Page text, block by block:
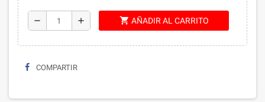
remove add shopping_cart AÑADIR AL CARRITO
COMPARTIR